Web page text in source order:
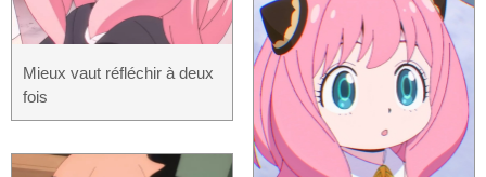
Mieux vaut réfléchir à deux
fois